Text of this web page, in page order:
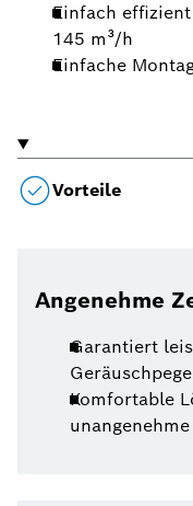
Einfach
145 m³/h
Einfache
Vorteile
Angenehme
Garantiert
Komfortable